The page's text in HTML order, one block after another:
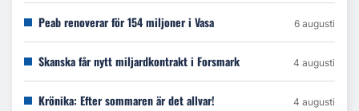
Peab renoverar för 154 miljoner i Vasa 6 augusti
Skanska får nytt miljardkontrakt i Forsmark 4 augusti
Krönika: Efter sommaren är det allvar! 4 augusti